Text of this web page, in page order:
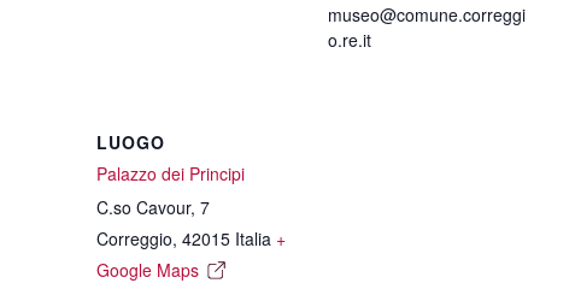
museo@comune.correggi
o.re.it
LUOGO
Palazzo dei Principi
C.so Cavour, 7
Correggio, 42015 Italia +
Google Maps